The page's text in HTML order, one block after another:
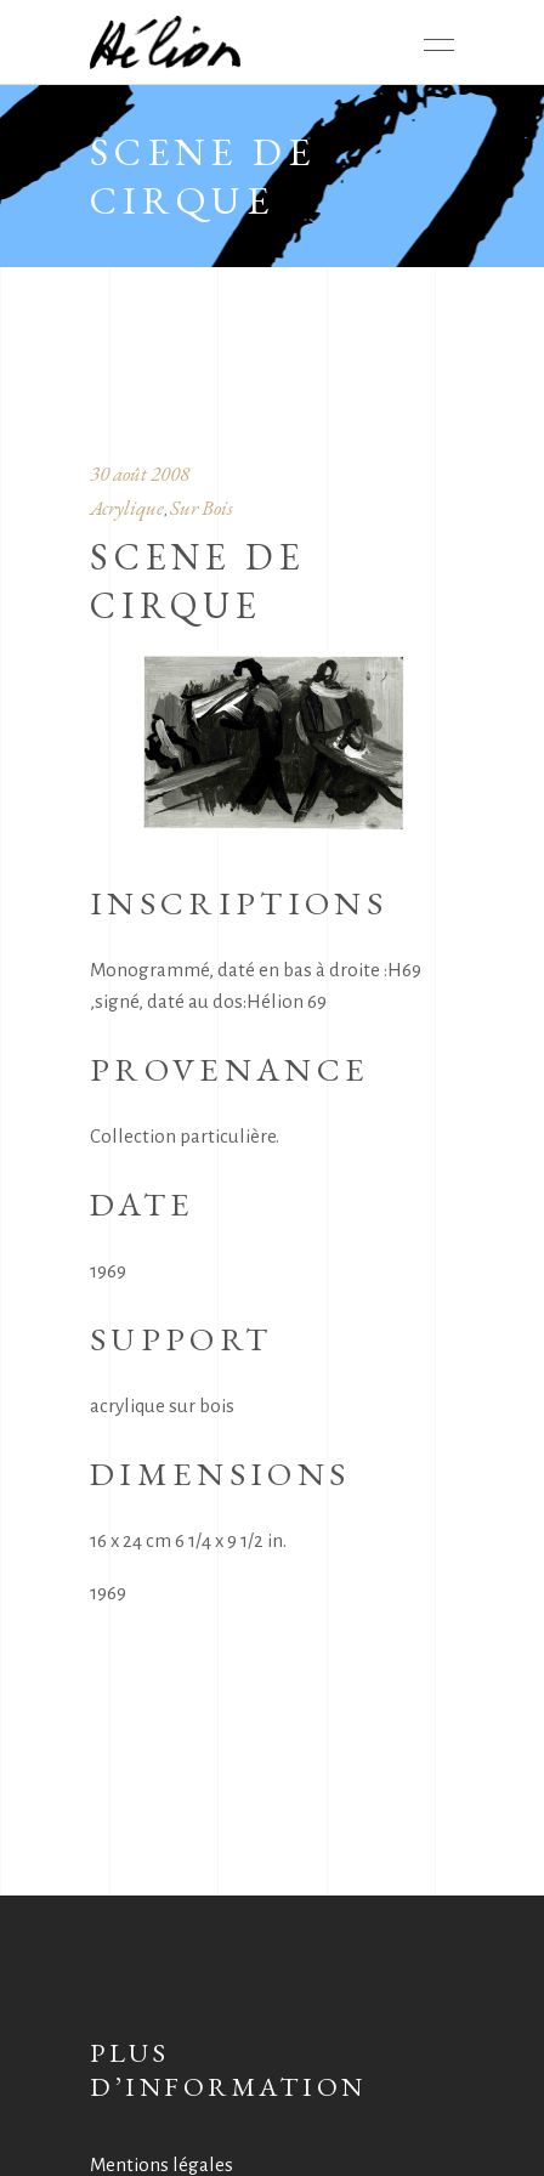
SCENE DE
CIRQUE
30 août 2008
Acrylique, Sur Bois
SCENE DE
CIRQUE
INSCRIPTIONS
Monogrammé, daté en bas à droite :H69
,signé, daté au dos:Hélion 69
PROVENANCE
Collection particulière.
DATE
1969
SUPPORT
acrylique sur bois
DIMENSIONS
16 x 24 cm 6 1/4 x 9 1/2 in.
1969
PLUS
D’INFORMATION
Mentions légales